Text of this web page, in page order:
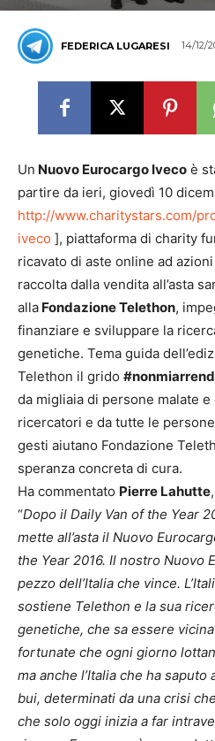
FEDERICA LUGARESI 14/12/
Un Nuovo Eurocargo Iveco è
partire da ieri, giovedì 10
http://www.charitystars.com/
iveco ], piattaforma di charity
ricavato di aste online ad
raccolta dalla vendita all’asta
alla Fondazione Telethon,
finanziare e sviluppare la
genetiche. Tema guida
Telethon il grido
da migliaia di persone malate
ricercatori e da tutte le
gesti aiutano Fondazione
speranza concreta di cura.
Ha commentato Pierre Lahutte
“Dopo il Daily Van of the Year
mette all’asta il Nuovo
the Year 2016. Il nostro Nuovo
pezzo dell’Italia che vince.
sostiene Telethon e la sua
genetiche, che sa essere
fortunate che ogni giorno
ma anche l’Italia che ha
bui, determinati da una crisi
che solo oggi inizia a far